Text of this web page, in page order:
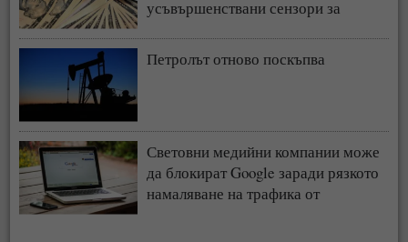
усъвършенствани сензори за
Петролът отново поскъпва
Световни медийни компании може
да блокират Google заради рязкото
намаляване на трафика от